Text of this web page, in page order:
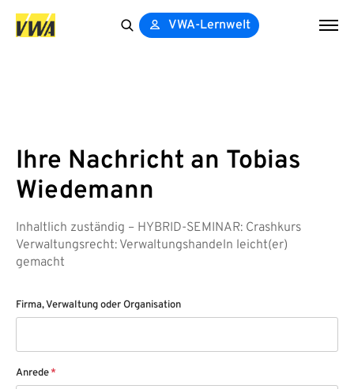
VWA-Lernwelt
Ihre Nachricht an Tobias
Wiedemann
Inhaltlich zuständig – HYBRID-SEMINAR: Crashkurs
Verwaltungsrecht: Verwaltungshandeln leicht(er)
gemacht
Firma, Verwaltung oder Organisation
Anrede*